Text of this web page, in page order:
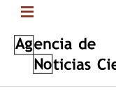
Saltar
contenido